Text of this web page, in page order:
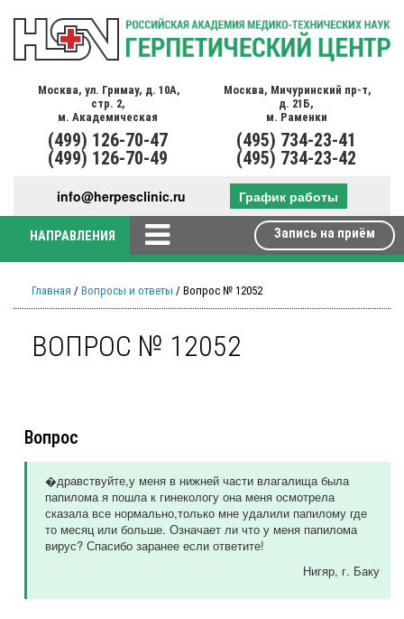
Москва, ул. Гримау, д. 10А,
стр. 2,
м. Академическая
(499) 126-70-47
(499) 126-70-49
Москва, Мичуринский пр-т,
д. 21Б,
м. Раменки
(495) 734-23-41
(495) 734-23-42
info@herpesclinic.ru График работы
НАПРАВЛЕНИЯ Запись на приём
Главная / Вопросы и ответы / Вопрос № 12052
ВОПРОС № 12052
Вопрос
�дравствуйте,у меня в нижней части влагалища была
папилома я пошла к гинекологу она меня осмотрела
сказала все нормально,только мне удалили папилому где
то месяц или больше. Означает ли что у меня папилома
вирус? Спасибо заранее если ответите!
Нигяр, г. Баку